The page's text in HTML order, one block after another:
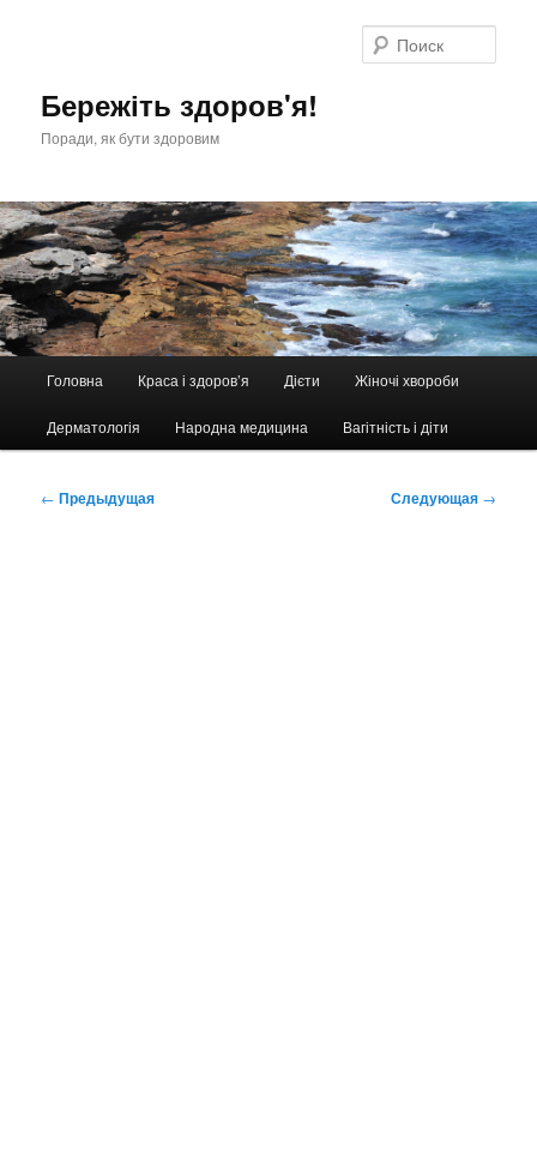
Бережіть здоров'я!
Поради, як бути здоровим
Головна Краса і здоров’я Дієти Жіночі хвороби
Дерматологія Народна медицина Вагітність і діти
Навигация
← Предыдущая Следующая →